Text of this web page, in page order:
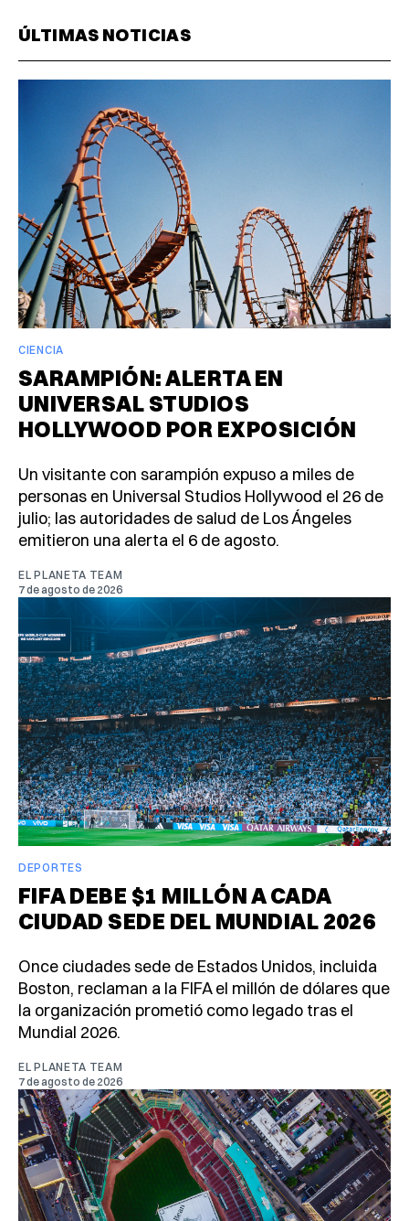
ÚLTIMAS NOTICIAS
CIENCIA
SARAMPIÓN: ALERTA EN
UNIVERSAL STUDIOS
HOLLYWOOD POR EXPOSICIÓN
Un visitante con sarampión expuso a miles de
personas en Universal Studios Hollywood el 26 de
julio; las autoridades de salud de Los Ángeles
emitieron una alerta el 6 de agosto.
EL PLANETA TEAM
7 de agosto de 2026
DEPORTES
FIFA DEBE $1 MILLÓN A CADA
CIUDAD SEDE DEL MUNDIAL 2026
Once ciudades sede de Estados Unidos, incluida
Boston, reclaman a la FIFA el millón de dólares que
la organización prometió como legado tras el
Mundial 2026.
EL PLANETA TEAM
7 de agosto de 2026